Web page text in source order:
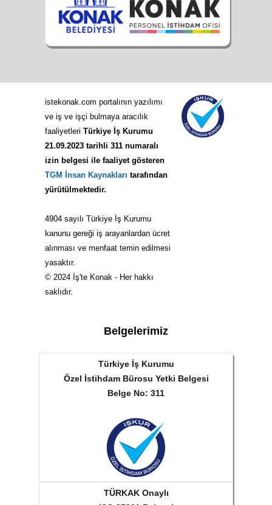
istekonak.com portalının yazılımı
ve iş ve işçi bulmaya aracılık
faaliyetleri Türkiye İş Kurumu
21.09.2023 tarihli 311 numaralı
izin belgesi ile faaliyet gösteren
TGM İnsan Kaynakları tarafından
yürütülmektedir.
4904 sayılı Türkiye İş Kurumu
kanunu gereği iş arayanlardan ücret
alınması ve menfaat temin edilmesi
yasaktır.
© 2024 İş'te Konak - Her hakkı
saklıdır.
Belgelerimiz
Türkiye İş Kurumu
Özel İstihdam Bürosu Yetki Belgesi
Belge No: 311
TÜRKAK Onaylı